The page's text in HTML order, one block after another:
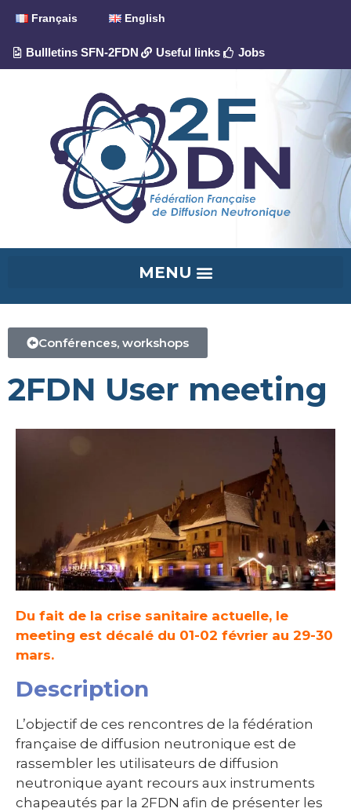
Français English
Bullletins SFN-2FDN Useful links Jobs
Conférences, workshops
2FDN User meeting
Du fait de la crise sanitaire actuelle, le
meeting est décalé du 01-02 février au 29-30
mars.
Description
L’objectif de ces rencontres de la fédération
française de diffusion neutronique est de
rassembler les utilisateurs de diffusion
neutronique ayant recours aux instruments
chapeautés par la 2FDN afin de présenter les